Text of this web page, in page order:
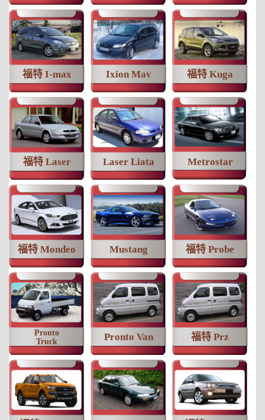
福特 I-max Ixion Mav 福特 Kuga
福特 Laser Laser Liata Metrostar
福特 Mondeo Mustang 福特 Probe
Pronto
Truck
Pronto Van 福特 Prz